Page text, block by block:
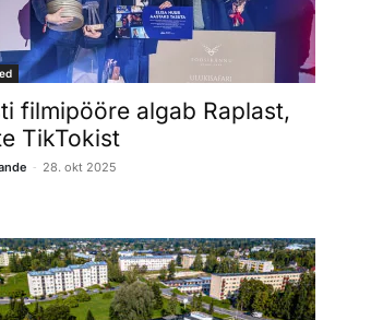
filmipööre algab Raplast,
TikTokist
- 28. okt 2025